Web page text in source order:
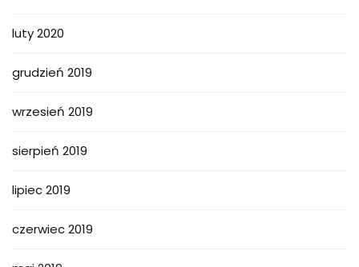
luty 2020
grudzień 2019
wrzesień 2019
sierpień 2019
lipiec 2019
czerwiec 2019